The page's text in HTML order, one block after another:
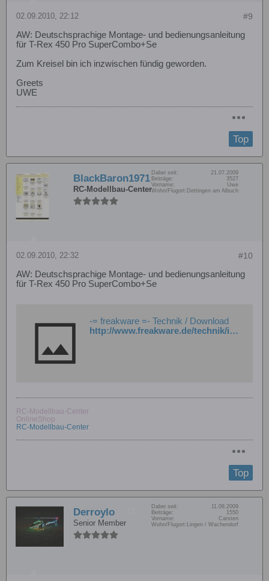
#9
02.09.2010, 22:12
AW: Deutschsprachige Montage- und bedienungsanleitung
für T-Rex 450 Pro SuperCombo+Se
Zum Kreisel bin ich inzwischen fündig geworden.
Greets
UWE
Top
BlackBaron1971
RC-Modellbau-Center
Dabei seit:
21.07.2009
Beiträge:
3527
Vorname:
Uwe
Wohn/Flugort: Dettingen am Albuch
#10
02.09.2010, 22:32
AW: Deutschsprachige Montage- und bedienungsanleitung
für T-Rex 450 Pro SuperCombo+Se
-= freakware =- Technik / Download
http://www.freakware.de/technik/index.php?dir=Align/T-Rex/
RC-Modellbau-Center
OnlineShop
RC-Modellbau-Center
Top
Derroylo
Senior Member
Dabei seit:
11.08.2009
Beiträge:
1550
Vorname:
Carsten
Wohn/Flugort: Lingen / Wachendorf